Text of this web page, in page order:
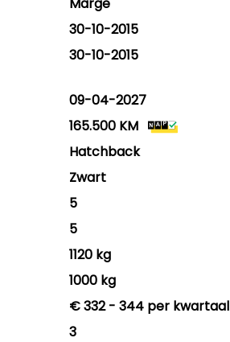
30-10-2015
30-10-2015
09-04-2027
165.500 KM
Hatchback
Zwart
5
5
1120 kg
1000 kg
€ 332 - 344 per kwartaal
3